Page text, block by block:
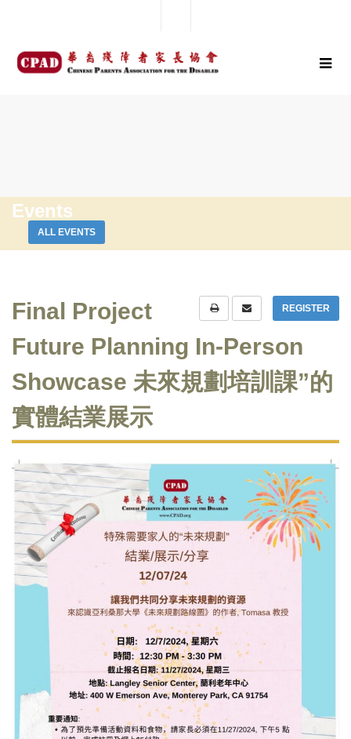
Events
ALL EVENTS
REGISTER
Final Project
Future Planning In-Person
Showcase 未來規劃培訓課”的
實體結業展示